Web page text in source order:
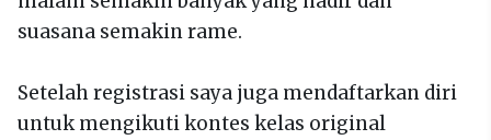
suasana semakin rame.
Setelah registrasi saya juga mendaftarkan diri
untuk mengikuti kontes kelas original